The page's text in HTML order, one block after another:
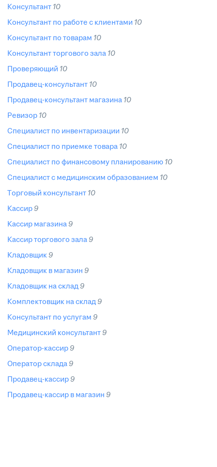
консультант 10
консультант по работе с клиентами 10
консультант по товарам 10
консультант торгового зала 10
проверяющий 10
продавец-консультант 10
продавец-консультант магазина 10
ревизор 10
специалист по инвентаризации 10
специалист по приемке товара 10
специалист по финансовому планированию 10
специалист с медицинским образованием 10
торговый консультант 10
кассир 9
кассир магазина 9
кассир торгового зала 9
кладовщик 9
кладовщик в магазин 9
кладовщик на склад 9
комплектовщик на склад 9
консультант по услугам 9
медицинский консультант 9
оператор-кассир 9
оператор склада 9
продавец-кассир 9
продавец-кассир в магазин 9